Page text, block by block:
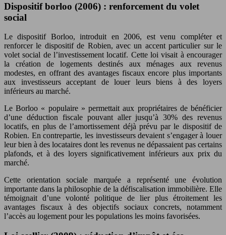
Dispositif borloo (2006) : renforcement du volet
social
Le dispositif Borloo, introduit en 2006, est venu compléter et
renforcer le dispositif de Robien, avec un accent particulier sur le
volet social de l’investissement locatif. Cette loi visait à encourager
la création de logements destinés aux ménages aux revenus
modestes, en offrant des avantages fiscaux encore plus importants
aux investisseurs acceptant de louer leurs biens à des loyers
inférieurs au marché.
Le Borloo « populaire » permettait aux propriétaires de bénéficier
d’une déduction fiscale pouvant aller jusqu’à 30% des revenus
locatifs, en plus de l’amortissement déjà prévu par le dispositif de
Robien. En contrepartie, les investisseurs devaient s’engager à louer
leur bien à des locataires dont les revenus ne dépassaient pas certains
plafonds, et à des loyers significativement inférieurs aux prix du
marché.
Cette orientation sociale marquée a représenté une évolution
importante dans la philosophie de la défiscalisation immobilière. Elle
témoignait d’une volonté politique de lier plus étroitement les
avantages fiscaux à des objectifs sociaux concrets, notamment
l’accès au logement pour les populations les moins favorisées.